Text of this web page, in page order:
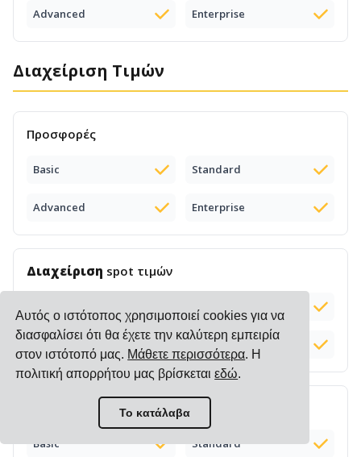
Αυτός ο ιστότοπος χρησιμοποιεί cookies για να
διασφαλίσει ότι θα έχετε την καλύτερη εμπειρία
στον ιστότοπό μας. Μάθετε περισσότερα. Η
πολιτική απορρήτου μας βρίσκεταιεδώ.
Το κατάλαβα
Advanced Enterprise
Διαχείριση Τιμών
Προσφορές
Basic Standard
Advanced Enterprise
Διαχείριση spot τιμών
Basic Standard
Advanced Enterprise
online τιμέςαπό μεταφορείς
Basic Standard